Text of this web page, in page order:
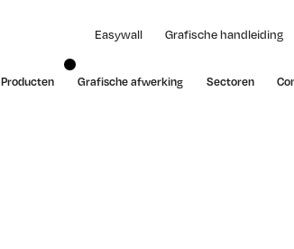
Easywall Grafische handleiding
Producten Grafische afwerking Sectoren